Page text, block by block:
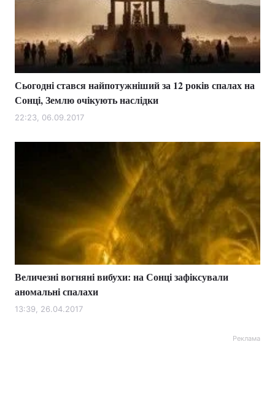
Сьогодні стався найпотужніший за 12 років спалах на
Сонці, Землю очікують наслідки
22:23, 06.09.2017
Величезні вогняні вибухи: на Сонці зафіксували
аномальні спалахи
13:39, 26.04.2017
Реклама